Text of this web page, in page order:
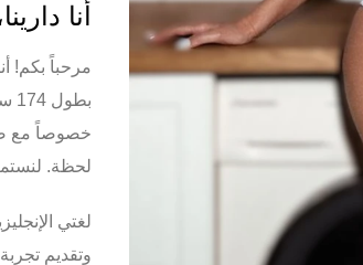
أنا
مرحباً بكم!
خصوصاً مع
لحظة.
لغتي
وتقديم